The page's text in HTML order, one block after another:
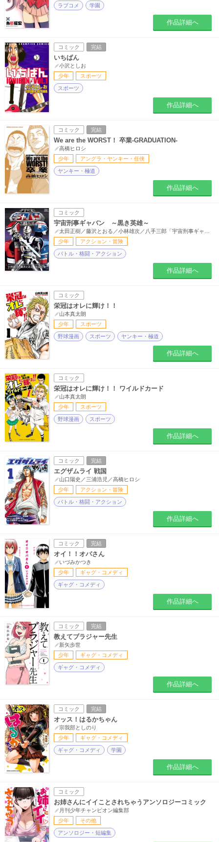
ラブコメ 学園
作品詳細へ
コミック 完結
いちばん
小沢としお
少年
スポーツ
スポーツ
作品詳細へ
コミック 完結
We are the WORST！ 卒業-GRADUATION-
高橋ヒロシ
少年
アングラ・ヤンキー・任侠
ヤンキー・極道
作品詳細へ
コミック
宇宙刑事ギャバン ～黒き英雄～
太田正樹／藤沢とおる／小林雄次／八手三郎「宇宙刑事ギャバン」
少年
アクション・冒険
バトル・格闘・アクション
作品詳細へ
コミック
栄冠はオレに輝け！！
山本真太朗
少年
スポーツ
野球漫画 スポーツ ヤンキー・極道
作品詳細へ
コミック
栄冠はオレに輝け！！ ワイルドカード
山本真太朗
少年
スポーツ
野球漫画 スポーツ
作品詳細へ
コミック 完結
エグザムライ 戦国
山口陽史／三浦浩児／高橋ヒロシ
少年
アクション・冒険
バトル・格闘・アクション
作品詳細へ
コミック 完結
オイ！！オバさん
いづみかつき
少年
ギャグ・コメディ
ギャグ・コメディ
作品詳細へ
コミック 完結
教えてブラジャー先生
新矢歩世
少年
ギャグ・コメディ
ギャグ・コメディ
作品詳細へ
コミック 完結
オッス！はるかちゃん
宗我部としのり
少年
ギャグ・コメディ
ギャグ・コメディ 学園
作品詳細へ
コミック
お姉さんにイイことされちゃうアンソロジーコミック
月刊少年チャンピオン編集部
少年
その他
アンソロジー・短編集